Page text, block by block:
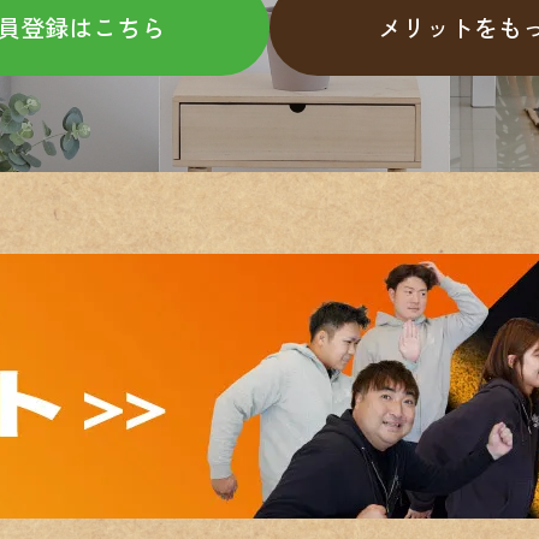
登録はこちら メリットをも